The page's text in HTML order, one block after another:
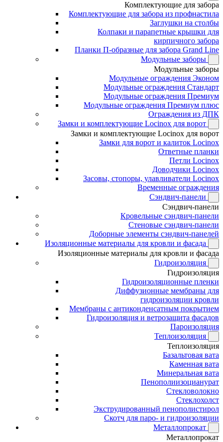
Комплектующие для забора
Комплектующие для забора из профнастила
Заглушки на столбы
Колпаки и парапетные крышки для
кирпичного забора
Планки П-образные для забора Grand Line
Модульные заборы
Модульные заборы
Модульные ограждения Эконом
Модульные ограждения Стандарт
Модульные ограждения Премиум
Модульные ограждения Премиум плюс
Ограждения из ДПК
Замки и комплектующие Locinox для ворот
Замки и комплектующие Locinox для ворот
Замки для ворот и калиток Locinox
Ответные планки
Петли Locinox
Доводчики Locinox
Засовы, стопоры, улавливатели Locinox
Временные ограждения
Сэндвич-панели
Сэндвич-панели
Кровельные сэндвич-панели
Стеновые сэндвич-панели
Доборные элементы сэндвич-панелей
Изоляционные материалы для кровли и фасада
Изоляционные материалы для кровли и фасада
Гидроизоляция
Гидроизоляция
Гидроизоляционные пленки
Диффузионные мембраны для
гидроизоляции кровли
Мембраны с антиконденсатным покрытием
Гидроизоляция и ветрозащита фасадов
Пароизоляция
Теплоизоляция
Теплоизоляция
Базальтовая вата
Каменная вата
Минеральная вата
Пенополиизоцианурат
Стекловолокно
Стеклохолст
Экструдированный пенополистирол
Скотч для паро- и гидроизоляции
Металлопрокат
Металлопрокат